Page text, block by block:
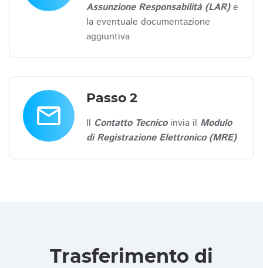
Assunzione Responsabilità (LAR)e
la eventuale documentazione
aggiuntiva
email
Passo 2
Il Contatto Tecnicoinvia il Modulo
di Registrazione Elettronico (MRE)
Trasferimento di